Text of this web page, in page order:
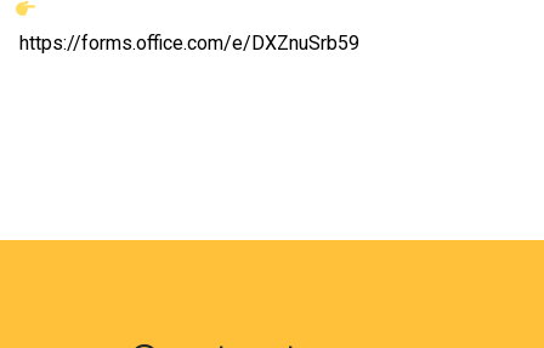
https://forms.office.com/e/DXZnuSrb59